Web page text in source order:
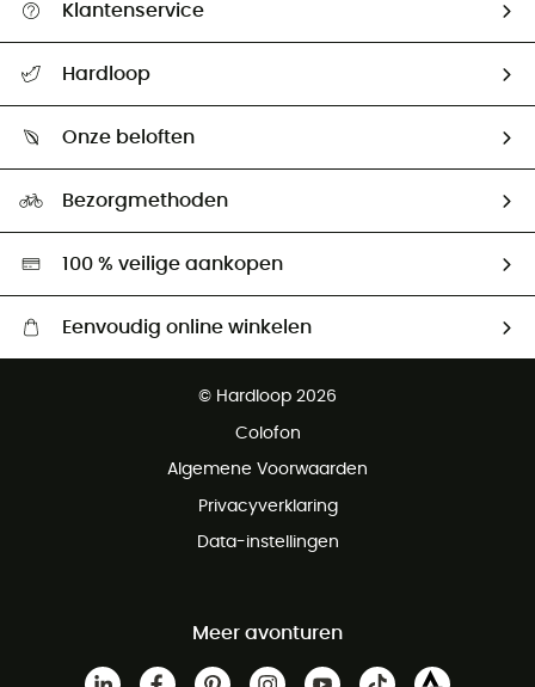
Klantenservice
Mijn zending volgen
Retourzendingen & Terugbetalingen
Hardloop
Ambassadeurs
Onze beloften
Hardgreen
Bezorgmethoden
100 % veilige aankopen
Eenvoudig online winkelen
Gratis retourneren binnen 100 dagen
© Hardloop 2026
Colofon
Algemene Voorwaarden
Privacyverklaring
Data-instellingen
Meer avonturen